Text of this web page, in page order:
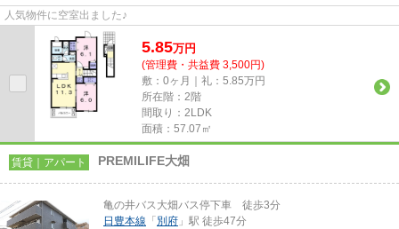
人気物件に空室出ました♪
5.85万円
(管理費・共益費 3,500円)
敷：0ヶ月｜礼：5.85万円
所在階：2階
間取り：2LDK
面積：57.07㎡
賃貸｜アパート PREMILIFE大畑
亀の井バス大畑バス停下車 徒歩3分
日豊本線 「 別府 」駅 徒歩47分